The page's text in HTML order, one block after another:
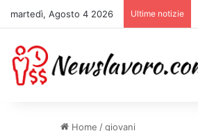
martedì, Agosto 4 2026 Ultime notizie
Home /giovani